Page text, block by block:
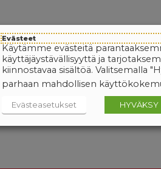
Evästeet
Käytämme evästeitä
käyttäjäystävällisyyttä ja
kiinnostavaa sisältöä. Valitsemalla
parhaan mahdollisen
Evästeasetukset HYVÄKSY